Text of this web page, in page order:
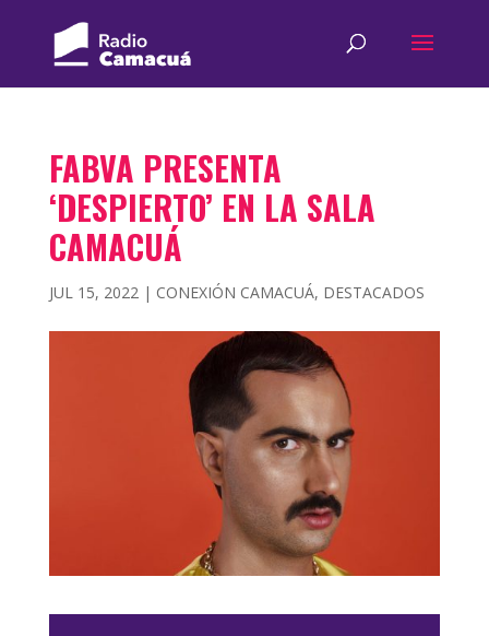
FABVA PRESENTA
‘DESPIERTO’ EN LA SALA
CAMACUÁ
JUL 15, 2022| CONEXIÓN CAMACUÁ, DESTACADOS